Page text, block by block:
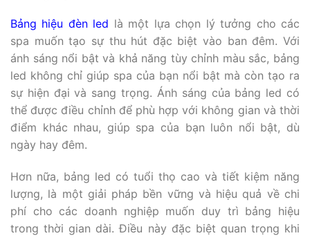
Bảng hiệu đèn led là một lựa chọn lý tưởng cho các
spa muốn tạo sự thu hút đặc biệt vào ban đêm. Với
ánh sáng nổi bật và khả năng tùy chỉnh màu sắc, bảng
led không chỉ giúp spa của bạn nổi bật mà còn tạo ra
sự hiện đại và sang trọng. Ánh sáng của bảng led có
thể được điều chỉnh để phù hợp với không gian và thời
điểm khác nhau, giúp spa của bạn luôn nổi bật, dù
ngày hay đêm.
Hơn nữa, bảng led có tuổi thọ cao và tiết kiệm năng
lượng, là một giải pháp bền vững và hiệu quả về chi
phí cho các doanh nghiệp muốn duy trì bảng hiệu
trong thời gian dài. Điều này đặc biệt quan trọng khi